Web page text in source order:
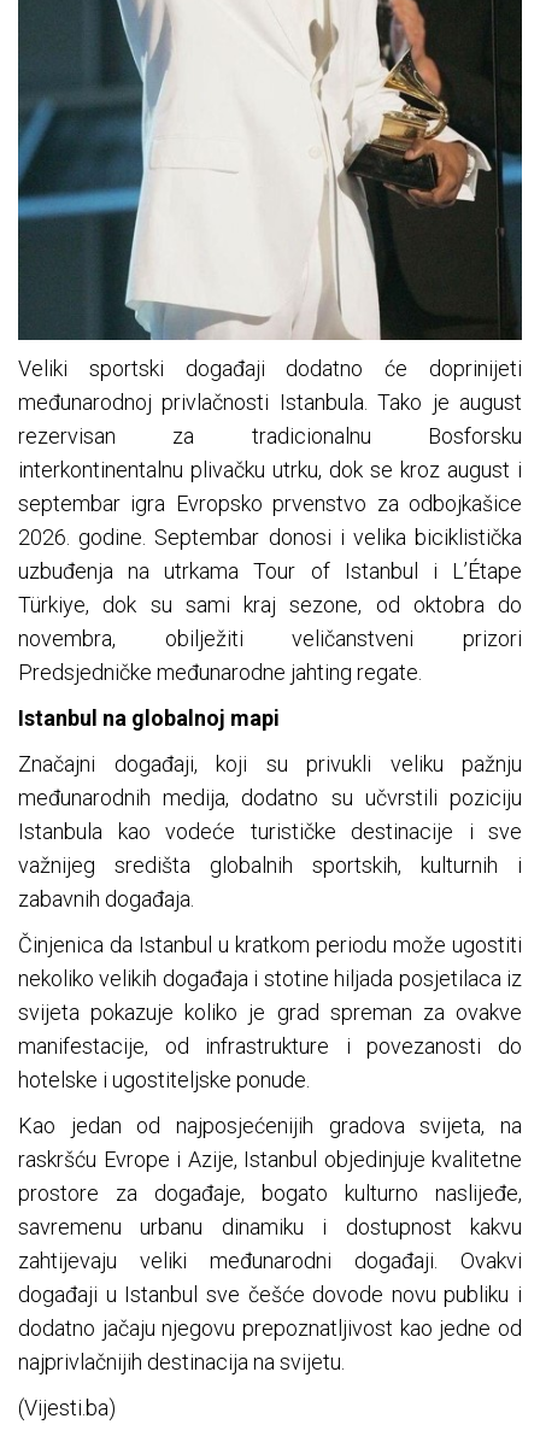
Veliki sportski događaji dodatno će doprinijeti
međunarodnoj privlačnosti Istanbula. Tako je august
rezervisan za tradicionalnu Bosforsku
interkontinentalnu plivačku utrku, dok se kroz august i
septembar igra Evropsko prvenstvo za odbojkašice
2026. godine. Septembar donosi i velika biciklistička
uzbuđenja na utrkama Tour of Istanbul i L’Étape
Türkiye, dok su sami kraj sezone, od oktobra do
novembra, obilježiti veličanstveni prizori
Predsjedničke međunarodne jahting regate.
Istanbul na globalnoj mapi
Značajni događaji, koji su privukli veliku pažnju
međunarodnih medija, dodatno su učvrstili poziciju
Istanbula kao vodeće turističke destinacije i sve
važnijeg središta globalnih sportskih, kulturnih i
zabavnih događaja.
Činjenica da Istanbul u kratkom periodu može ugostiti
nekoliko velikih događaja i stotine hiljada posjetilaca iz
svijeta pokazuje koliko je grad spreman za ovakve
manifestacije, od infrastrukture i povezanosti do
hotelske i ugostiteljske ponude.
Kao jedan od najposjećenijih gradova svijeta, na
raskršću Evrope i Azije, Istanbul objedinjuje kvalitetne
prostore za događaje, bogato kulturno naslijeđe,
savremenu urbanu dinamiku i dostupnost kakvu
zahtijevaju veliki međunarodni događaji. Ovakvi
događaji u Istanbul sve češće dovode novu publiku i
dodatno jačaju njegovu prepoznatljivost kao jedne od
najprivlačnijih destinacija na svijetu.
(Vijesti.ba)